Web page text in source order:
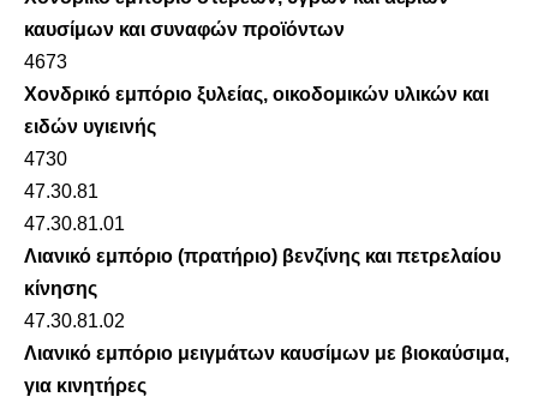
καυσίμων και συναφών προϊόντων
4673
Χονδρικό εμπόριο ξυλείας, οικοδομικών υλικών και
ειδών υγιεινής
4730
47.30.81
47.30.81.01
Λιανικό εμπόριο (πρατήριο) βενζίνης και πετρελαίου
κίνησης
47.30.81.02
Λιανικό εμπόριο μειγμάτων καυσίμων με βιοκαύσιμα,
για κινητήρες